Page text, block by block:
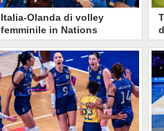
Italia-Olanda di volley
femminile in Nations
League, a che ora si gioca
e dove vederla in TV
L'Italia affronta l'Olanda nei
quarti della Nations League di
volley femminile 2026. L'incontro
si giocherà a Macao alle ore 10.
Niente diretta in chiaro.